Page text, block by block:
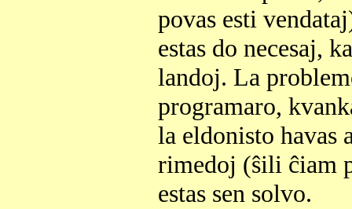
povas esti
estas do necesaj,
landoj. La
programaro,
la eldonisto havas
rimedoj (ŝili ĉiam
estas sen solvo.